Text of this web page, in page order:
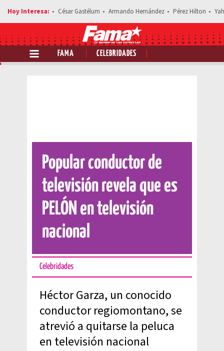
César Gastélum Armando Hernández Pérez Hilton
FAMA CELEBRIDADES
Comparte esta noticia
Popular conductor de
televisión revela que es
PELÓN en televisión
nacional
Celebridades
Héctor Garza, un conocido
conductor regiomontano, se
atrevió a quitarse la peluca
en televisión nacional